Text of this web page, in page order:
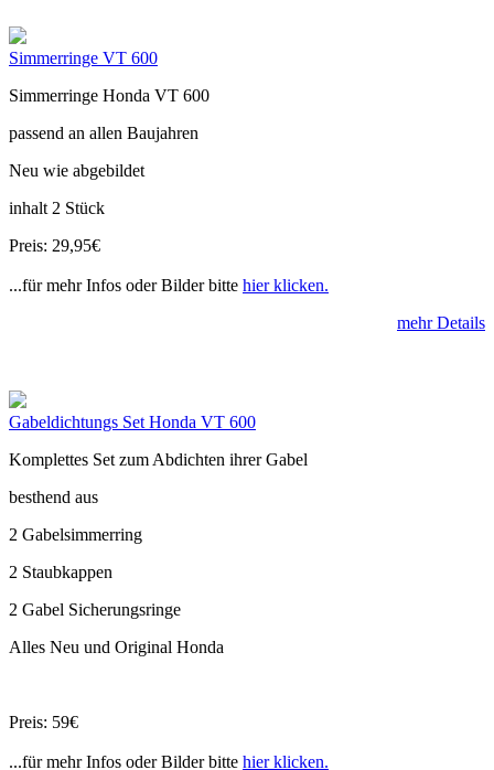
Simmerringe VT 600
Simmerringe Honda VT 600
passend an allen Baujahren
Neu wie abgebildet
inhalt 2 Stück
Preis: 29,95€
...für mehr Infos oder Bilder bitte hier klicken.
mehr Details
Gabeldichtungs Set Honda VT 600
Komplettes Set zum Abdichten ihrer Gabel
besthend aus
2 Gabelsimmerring
2 Staubkappen
2 Gabel Sicherungsringe
Alles Neu und Original Honda
Preis: 59€
...für mehr Infos oder Bilder bitte hier klicken.